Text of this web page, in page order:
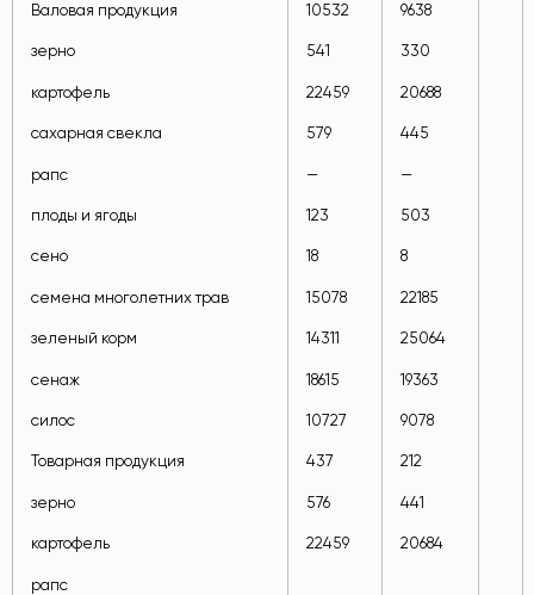
Валовая продукция
зерно
картофель
сахарная свекла
рапс
плоды и ягоды
сено
семена многолетних трав
зеленый корм
сенаж
силос
Товарная продукция
зерно
картофель
рапс
10532
541
22459
579
—
123
18
15078
14311
18615
10727
437
576
22459
9638
330
20688
445
—
503
8
22185
25064
19363
9078
212
441
20684